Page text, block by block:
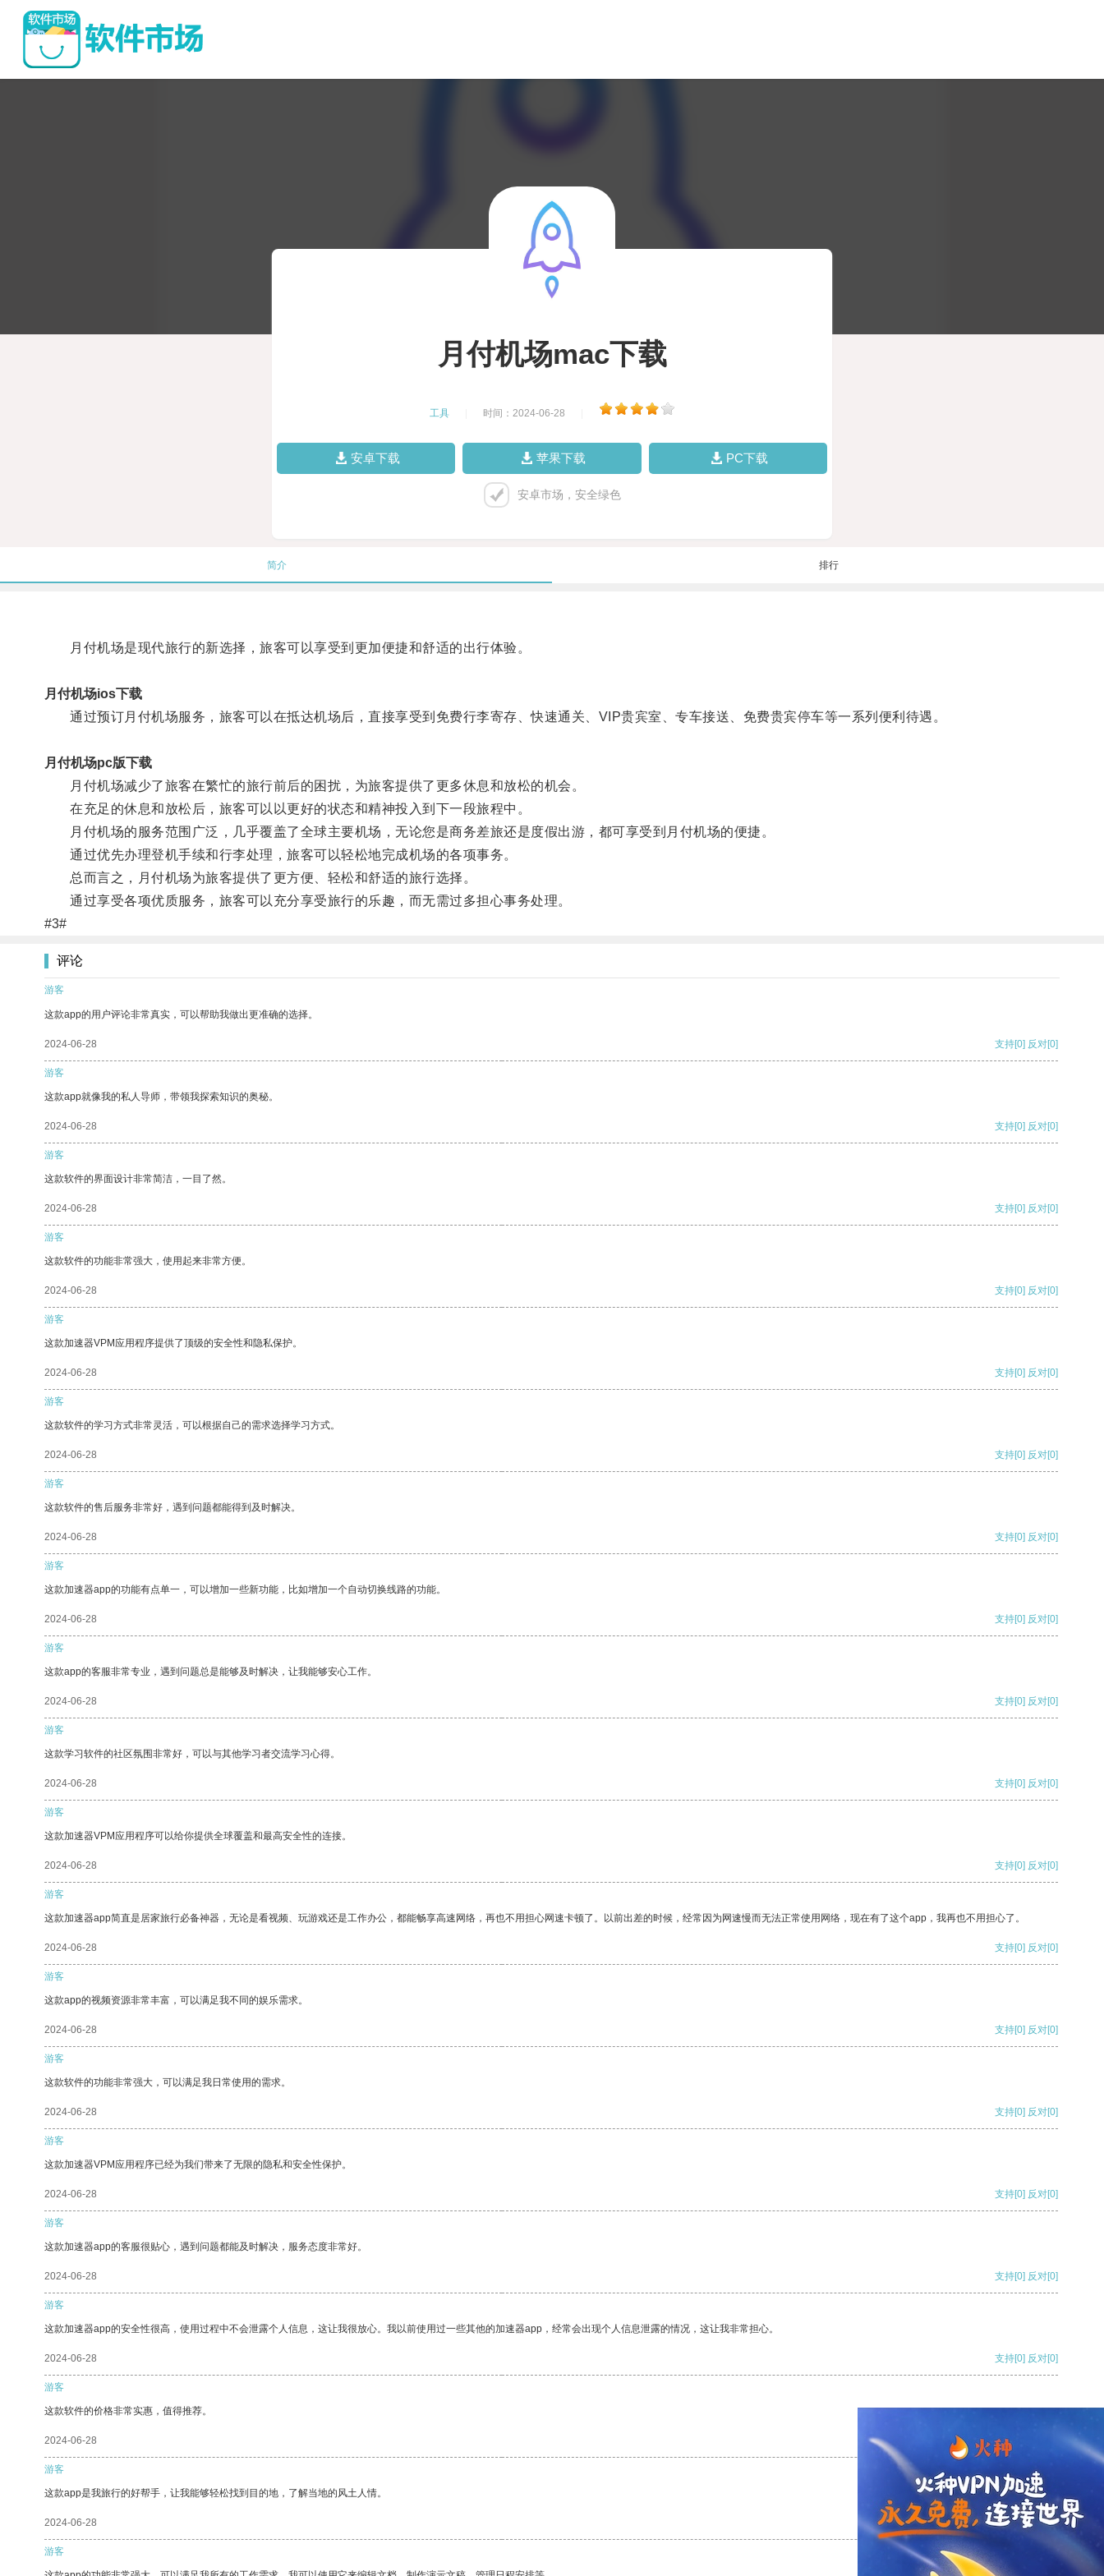
月付机场mac下载
工具 时间：2024-06-28
安卓下载 苹果下载 PC下载
安卓市场，安全绿色
简介 排行
月付机场是现代旅行的新选择，旅客可以享受到更加便捷和舒适的出行体验。
月付机场ios下载
通过预订月付机场服务，旅客可以在抵达机场后，直接享受到免费行李寄存、快速通关、VIP贵宾室、专车接送、免费贵宾停车等一系列便利待遇。
月付机场pc版下载
月付机场减少了旅客在繁忙的旅行前后的困扰，为旅客提供了更多休息和放松的机会。
在充足的休息和放松后，旅客可以以更好的状态和精神投入到下一段旅程中。
月付机场的服务范围广泛，几乎覆盖了全球主要机场，无论您是商务差旅还是度假出游，都可享受到月付机场的便捷。
通过优先办理登机手续和行李处理，旅客可以轻松地完成机场的各项事务。
总而言之，月付机场为旅客提供了更方便、轻松和舒适的旅行选择。
通过享受各项优质服务，旅客可以充分享受旅行的乐趣，而无需过多担心事务处理。
#3#
评论
游客
这款app的用户评论非常真实，可以帮助我做出更准确的选择。
2024-06-28 支持[0] 反对[0]
游客
这款app就像我的私人导师，带领我探索知识的奥秘。
2024-06-28 支持[0] 反对[0]
游客
这款软件的界面设计非常简洁，一目了然。
2024-06-28 支持[0] 反对[0]
游客
这款软件的功能非常强大，使用起来非常方便。
2024-06-28 支持[0] 反对[0]
游客
这款加速器VPM应用程序提供了顶级的安全性和隐私保护。
2024-06-28 支持[0] 反对[0]
游客
这款软件的学习方式非常灵活，可以根据自己的需求选择学习方式。
2024-06-28 支持[0] 反对[0]
游客
这款软件的售后服务非常好，遇到问题都能得到及时解决。
2024-06-28 支持[0] 反对[0]
游客
这款加速器app的功能有点单一，可以增加一些新功能，比如增加一个自动切换线路的功能。
2024-06-28 支持[0] 反对[0]
游客
这款app的客服非常专业，遇到问题总是能够及时解决，让我能够安心工作。
2024-06-28 支持[0] 反对[0]
游客
这款学习软件的社区氛围非常好，可以与其他学习者交流学习心得。
2024-06-28 支持[0] 反对[0]
游客
这款加速器VPM应用程序可以给你提供全球覆盖和最高安全性的连接。
2024-06-28 支持[0] 反对[0]
游客
这款加速器app简直是居家旅行必备神器，无论是看视频、玩游戏还是工作办公，都能畅享高速网络，再也不用担心网速卡顿了。以前出差的时候，经常因为网速慢而无法正常使用网络，现在有了这个app，我再也不用担心了。
2024-06-28 支持[0] 反对[0]
游客
这款app的视频资源非常丰富，可以满足我不同的娱乐需求。
2024-06-28 支持[0] 反对[0]
游客
这款软件的功能非常强大，可以满足我日常使用的需求。
2024-06-28 支持[0] 反对[0]
游客
这款加速器VPM应用程序已经为我们带来了无限的隐私和安全性保护。
2024-06-28 支持[0] 反对[0]
游客
这款加速器app的客服很贴心，遇到问题都能及时解决，服务态度非常好。
2024-06-28 支持[0] 反对[0]
游客
这款加速器app的安全性很高，使用过程中不会泄露个人信息，这让我很放心。我以前使用过一些其他的加速器app，经常会出现个人信息泄露的情况，这让我非常担心。
2024-06-28 支持[0] 反对[0]
游客
这款软件的价格非常实惠，值得推荐。
2024-06-28 支持
游客
这款app是我旅行的好帮手，让我能够轻松找到目的地，了解当地的风土人情。
2024-06-28 支持[0] 反对[0]
游客